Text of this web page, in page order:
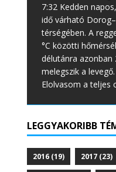
7:32 Kedden
idő várható
térségében. A
°C közötti
délutánra azonban
melegszik a
Elolvasom a teljes
LEGGYAKORIBB
2016(19) 2017(23)